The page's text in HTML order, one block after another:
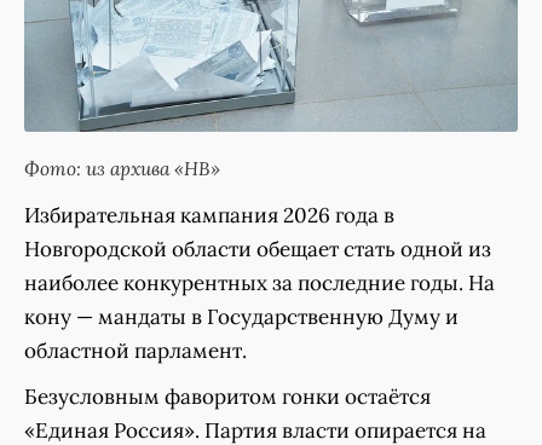
Фото: из архива «НВ»
Избирательная кампания 2026 года в
Новгородской области обещает стать одной из
наиболее конкурентных за последние годы. На
кону — мандаты в Государственную Думу и
областной парламент.
Безусловным фаворитом гонки остаётся
«Единая Россия». Партия власти опирается на